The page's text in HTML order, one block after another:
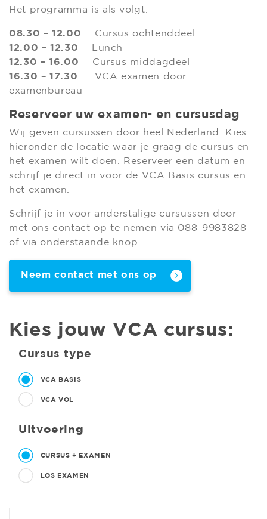
Het programma is als volgt:
08.30 – 12.00 Cursus ochtenddeel
12.00 – 12.30 Lunch
12.30 – 16.00 Cursus middagdeel
16.30 – 17.30 VCA examen door
examenbureau
Reserveer uw examen- en cursusdag
Wij geven cursussen door heel Nederland. Kies
hieronder de locatie waar je graag de cursus en
het examen wilt doen. Reserveer een datum en
schrijf je direct in voor de VCA Basis cursus en
het examen.
Schrijf je in voor anderstalige cursussen door
met ons contact op te nemen via 088-9983828
of via onderstaande knop.
Neem contact met ons op
Kies jouw VCA cursus:
Cursus type
VCA BASIS
VCA VOL
Uitvoering
CURSUS + EXAMEN
LOS EXAMEN